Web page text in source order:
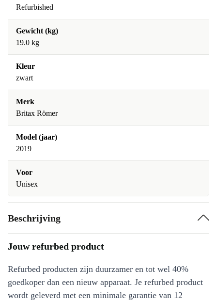
Refurbished
Gewicht (kg)
19.0 kg
Kleur
zwart
Merk
Britax Römer
Model (jaar)
2019
Voor
Unisex
Beschrijving
Jouw refurbed product
Refurbed producten zijn duurzamer en tot wel 40%
goedkoper dan een nieuw apparaat. Je refurbed product
wordt geleverd met een minimale garantie van 12